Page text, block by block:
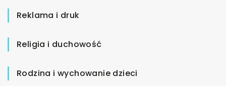
Reklama i druk
Religia i duchowość
Rodzina i wychowanie dzieci